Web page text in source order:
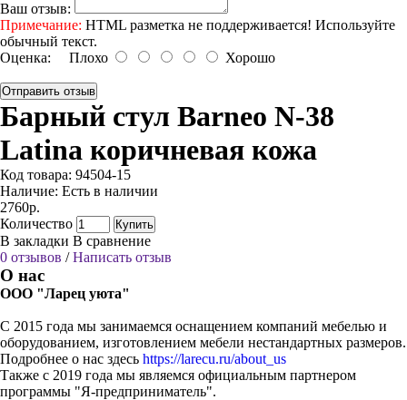
Ваш отзыв:
Примечание: HTML разметка не поддерживается! Используйте
обычный текст.
Оценка: Плохо Хорошо
Отправить отзыв
Барный стул Barneo N-38
Latina коричневая кожа
Код товара: 94504-15
Наличие: Есть в наличии
2760р.
Количество
Купить
В закладки В сравнение
0 отзывов /Написать отзыв
О нас
ООО "Ларец уюта"
С 2015 года мы занимаемся оснащением компаний мебелью и
оборудованием, изготовлением мебели нестандартных размеров.
Подробнее о нас здесь https://larecu.ru/about_us
Также с 2019 года мы являемся официальным партнером
программы "Я-предприниматель".